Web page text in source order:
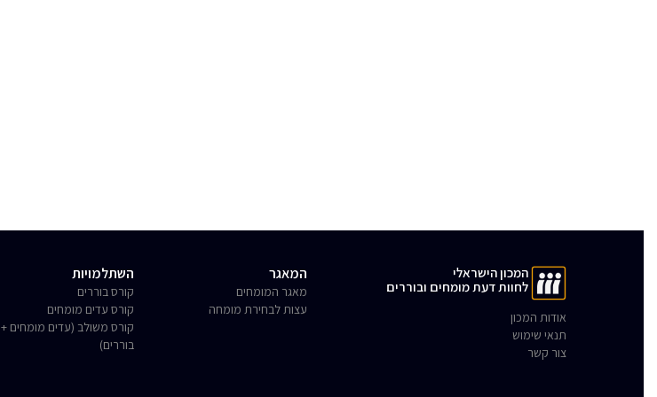
המכון הישראלי
לחוות דעת מומחים ובוררים
אודות המכון
תנאי שימוש
צור קשר
המאגר
מאגר המומחים
עצות לבחירת מומחה
השתלמויות
קורס בוררים
קורס עדים מומחים
קורס משולב (עדים מומחים +
בוררים)